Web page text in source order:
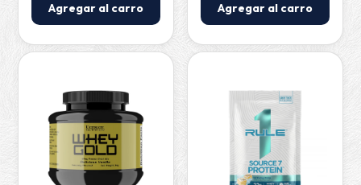
Agregar al carro Agregar al carro